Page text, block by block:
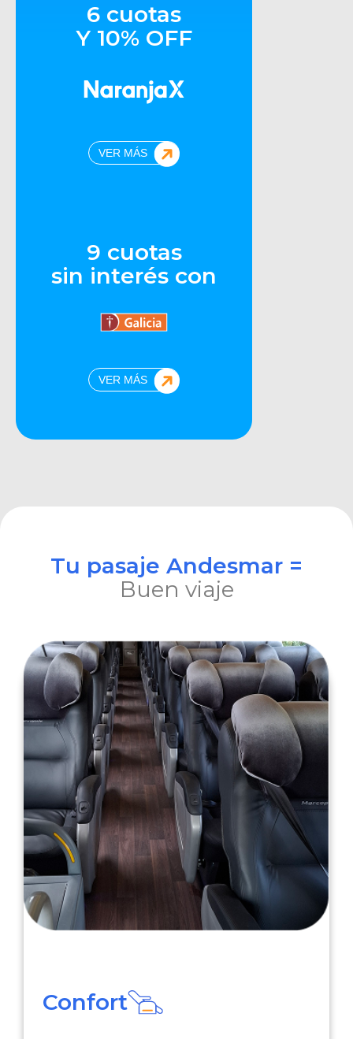
6 cuotas
Y 10% OFF
VER MÁS
9 cuotas
sin interés con
VER MÁS
Tu pasaje Andesmar =
Buen viaje
Confort